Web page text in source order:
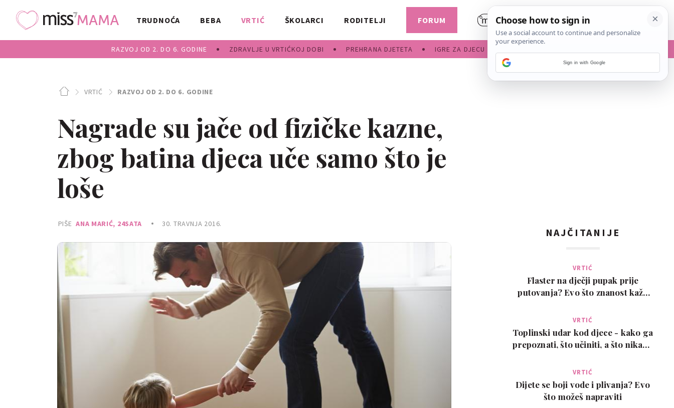
TRUDNOĆA BEBA VRTIĆ
RAZVOJ OD 2. DO 6. GODINE ZDRAVLJE U VRTIĆKOJ DOBI PREHRANA DJETETA IGRE ZA DJECU
ŠKOLARCI RODITELJI FORUM
VRTIĆ RAZVOJ OD 2. DO 6. GODINE
Nagrade su jače od fizičke kazne,
zbog batina djeca uče samo što je
loše
PIŠE ANA MARIĆ, 24SATA 30. TRAVNJA 2016.
NAJČITANIJE
VRTIĆ
Flaster na dječji pupak prije
putovanja? Evo što znanost kaže
VRTIĆ
Toplinski udar kod djece - kako ga
prepoznati, što učiniti, a što nikako
VRTIĆ
Dijete se boji vode i plivanja? Evo
što možeš napraviti
Sign in with Google